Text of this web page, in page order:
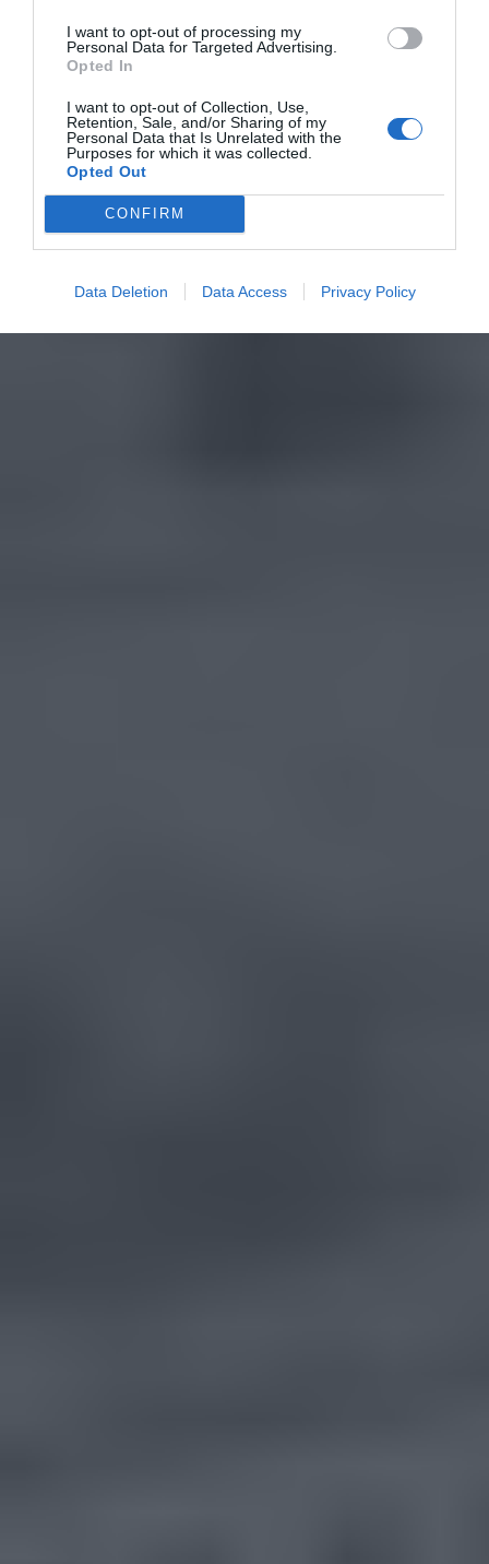
I want to opt-out of processing my
Personal Data for Targeted Advertising.
Opted In
I want to opt-out of Collection, Use,
Retention, Sale, and/or Sharing of my
Personal Data that Is Unrelated with the
Purposes for which it was collected.
Opted Out
CONFIRM
Data Deletion Data Access Privacy Policy